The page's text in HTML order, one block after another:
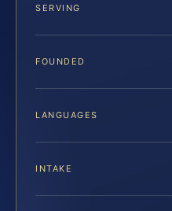
SERVING
FOUNDED
LANGUAGES
INTAKE